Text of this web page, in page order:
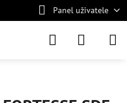
Panel uživatele